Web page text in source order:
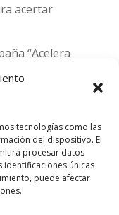
tecnologías como las
del dispositivo. El
procesar datos
únicas
puede afectar
acertar
“Acelera
entradas
de Madrid
y